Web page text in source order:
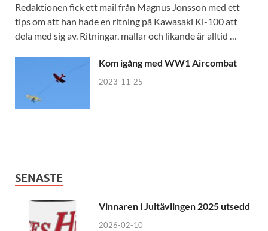
Redaktionen fick ett mail från Magnus Jonsson med ett
tips om att han hade en ritning på Kawasaki Ki-100 att
dela med sig av. Ritningar, mallar och likande är alltid …
Kom igång med WW1 Aircombat
2023-11-25
SENASTE
Vinnaren i Jultävlingen 2025 utsedd
2026-02-10